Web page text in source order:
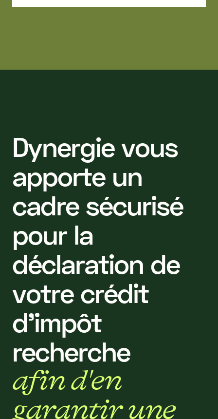
Dynergie vous
apporte un
cadre sécurisé
pour la
déclaration de
votre crédit
d'impôt
recherche
afind'en
garantir une